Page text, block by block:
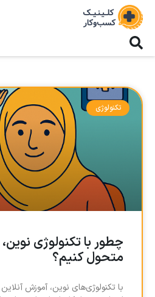
تکنولوژی
چطور با تکنولوژی
متحول کنیم؟
با تکنولوژی‌های نوین، آموزش